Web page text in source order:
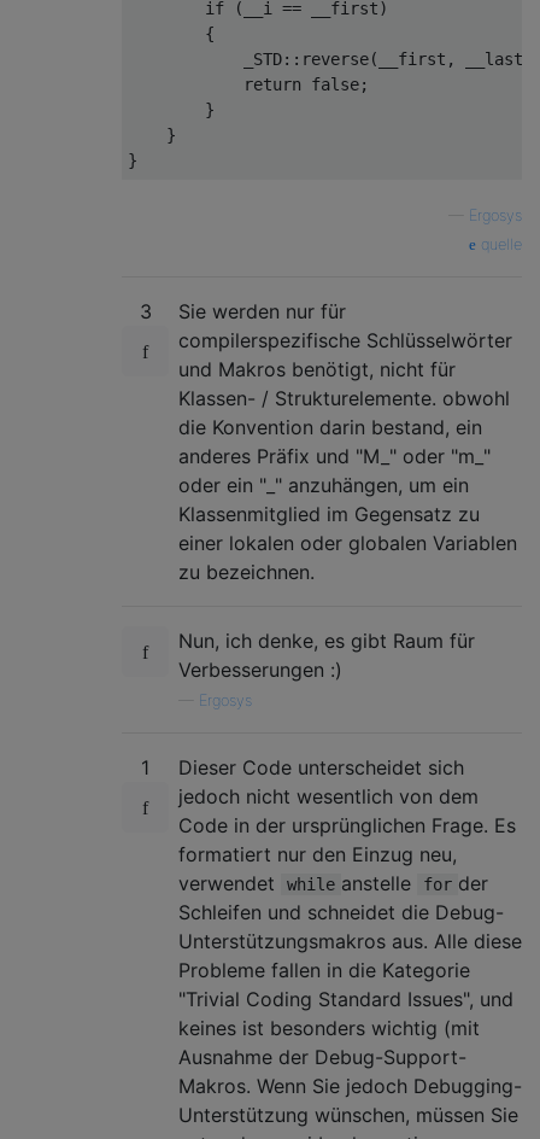
if (__i == __first)
        {
_STD::reverse(__first,
return
false;
        }
    }
Ergosys
quelle
3
Sie werden nur für
compilerspezifische Schlüsselwörter
und Makros benötigt, nicht für
Klassen- / Strukturelemente. obwohl
die Konvention darin bestand, ein
anderes Präfix und "M_" oder "m_"
oder ein "_" anzuhängen, um ein
Klassenmitglied im Gegensatz zu
einer lokalen oder globalen Variablen
zu bezeichnen.
Nun, ich denke, es gibt Raum für
Verbesserungen :)
Ergosys
1
Dieser Code unterscheidet sich
jedoch nicht wesentlich von dem
Code in der ursprünglichen Frage. Es
formatiert nur den Einzug neu,
verwendet
while anstelle for der
Schleifen und schneidet die Debug-
Unterstützungsmakros aus. Alle diese
Probleme fallen in die Kategorie
"Trivial Coding Standard Issues", und
keines ist besonders wichtig (mit
Ausnahme der Debug-Support-
Makros. Wenn Sie jedoch Debugging-
Unterstützung wünschen, müssen Sie